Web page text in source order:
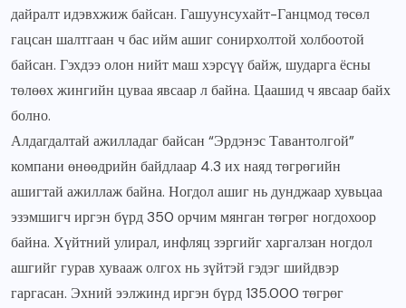
дайралт идэвхжиж байсан. Гашуунсухайт-Ганцмод төсөл
гацсан шалтгаан ч бас ийм ашиг сонирхолтой холбоотой
байсан. Гэхдээ олон нийт маш хэрсүү байж, шударга ёсны
төлөөх жингийн цуваа явсаар л байна. Цаашид ч явсаар байх
болно.
Алдагдалтай ажилладаг байсан “Эрдэнэс Тавантолгой”
компани өнөөдрийн байдлаар 4.3 их наяд төгрөгийн
ашигтай ажиллаж байна. Ногдол ашиг нь дунджаар хувьцаа
эзэмшигч иргэн бүрд 350 орчим мянган төгрөг ногдохоор
байна. Хүйтний улирал, инфляц зэргийг харгалзан ногдол
ашгийг гурав хувааж олгох нь зүйтэй гэдэг шийдвэр
гаргасан. Эхний ээлжинд иргэн бүрд 135.000 төгрөг